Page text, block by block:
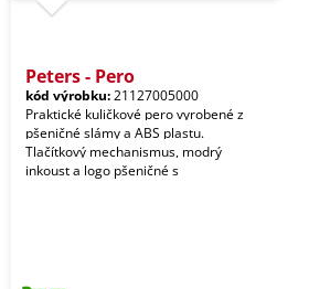
Peters - Pero
kód výrobku:21127005000
Praktické kuličkové pero vyrobené z
pšeničné slámy a ABS plastu.
Tlačítkový mechanismus, modrý
inkoust a logo pšeničné s